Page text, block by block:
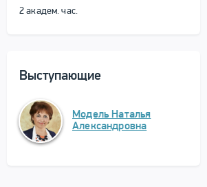
2 академ. час.
Выступающие
Модель Наталья
Александровна